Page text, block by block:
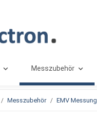
Messzubehör
Messzubehör EMV Messung